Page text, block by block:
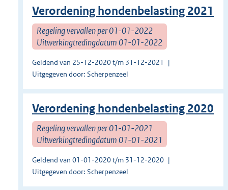
Verordening hondenbelasting 2021
Regeling vervallen per 01-01-2022
Uitwerkingtredingdatum 01-01-2022
Geldend van 25-12-2020 t/m 31-12-2021
Uitgegeven door: Scherpenzeel
Verordening hondenbelasting 2020
Regeling vervallen per 01-01-2021
Uitwerkingtredingdatum 01-01-2021
Geldend van 01-01-2020 t/m 31-12-2020
Uitgegeven door: Scherpenzeel